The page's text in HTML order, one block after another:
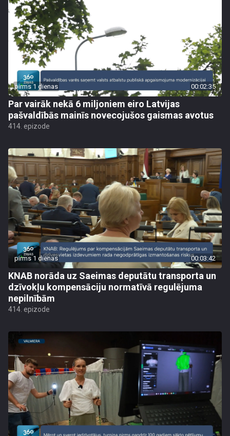
pirms 1 dienas 00:02:35
Par vairāk nekā 6 miljoniem eiro Latvijas
pašvaldībās mainīs novecojušos gaismas avotus
414. epizode
pirms 1 dienas 00:03:42
KNAB norāda uz Saeimas deputātu transporta un
dzīvokļu kompensāciju normatīvā regulējuma
nepilnībām
414. epizode